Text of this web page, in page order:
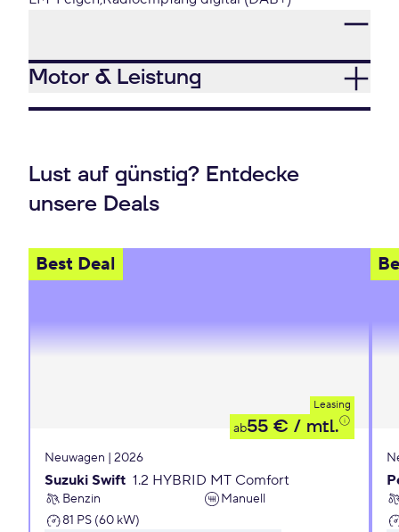
Motor & Leistung
Lust auf günstig? Entdecke
unsere Deals
Best Deal
Leasing
ab55 € / mtl.
Neuwagen | 2026
Suzuki Swift 1.2 HYBRID MT Comfort
Benzin
Manuell
81 PS (60 kW)